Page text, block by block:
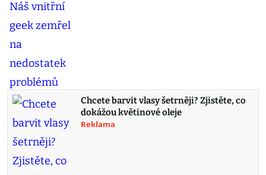
Chcete barvit vlasy šetrněji? Zjistěte, co
dokážou květinové oleje
Reklama